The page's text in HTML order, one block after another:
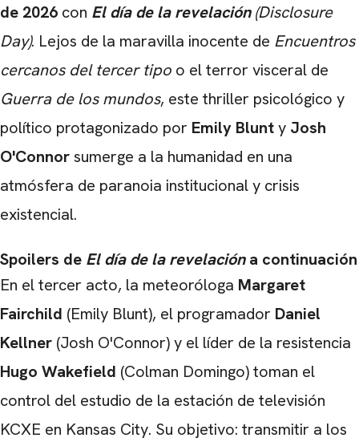
de 2026 con El día de la revelación (Disclosure
Day). Lejos de la maravilla inocente de Encuentros
cercanos del tercer tipo o el terror visceral de
Guerra de los mundos, este thriller psicológico y
político protagonizado por Emily Blunty Josh
O'Connorsumerge a la humanidad en una
atmósfera de paranoia institucional y crisis
existencial.
Spoilers de El día de la revelacióna continuación
En el tercer acto, la meteoróloga Margaret
Fairchild (Emily Blunt), el programador Daniel
Kellner (Josh O'Connor) y el líder de la resistencia
Hugo Wakefield (Colman Domingo) toman el
control del estudio de la estación de televisión
KCXE en Kansas City. Su objetivo: transmitir a los